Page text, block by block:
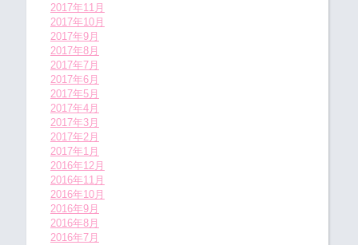
2017年11月
2017年10月
2017年9月
2017年8月
2017年7月
2017年6月
2017年5月
2017年4月
2017年3月
2017年2月
2017年1月
2016年12月
2016年11月
2016年10月
2016年9月
2016年8月
2016年7月